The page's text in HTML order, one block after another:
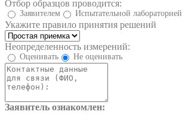
Отбор образцов проводится:
Заявителем Испытательной лабораторией
Укажите правило принятия решений
Неопределенность измерений:
Оценивать Не оценивать
Заявитель ознакомлен: